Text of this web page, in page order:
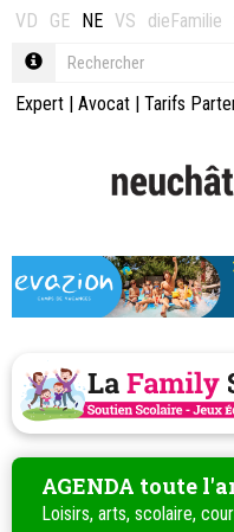
VD GE NE VS dieFamilie
Expert | Avocat | Tarifs
AGENDA toute
Loisirs, arts, scolaire,